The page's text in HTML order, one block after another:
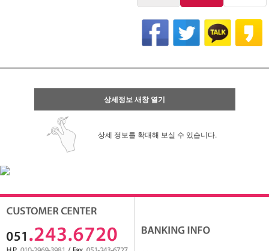
상세정보 새창 열기
상세 정보를 확대해 보실 수 있습니다.